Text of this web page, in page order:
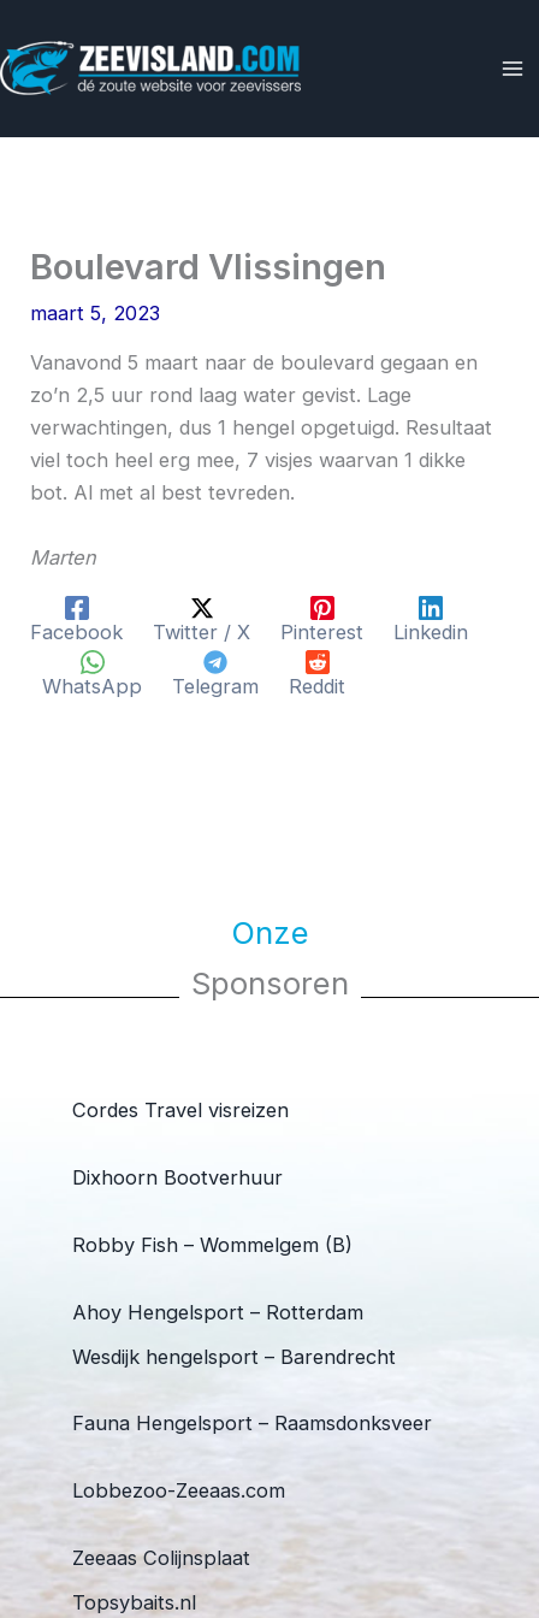
naar
de
Boulevard Vlissingen
maart 5, 2023
Vanavond 5 maart naar de boulevard gegaan en
zo’n 2,5 uur rond laag water gevist. Lage
verwachtingen, dus 1 hengel opgetuigd. Resultaat
viel toch heel erg mee, 7 visjes waarvan 1 dikke
bot. Al met al best tevreden.
Marten
Facebook Twitter / X Pinterest Linkedin
WhatsApp Telegram Reddit
Onze
Sponsoren
Cordes Travel visreizen
Dixhoorn Bootverhuur
Robby Fish – Wommelgem (B)
Ahoy Hengelsport – Rotterdam
Wesdijk hengelsport – Barendrecht
Fauna Hengelsport – Raamsdonksveer
Lobbezoo-Zeeaas.com
Zeeaas Colijnsplaat
Topsybaits.nl